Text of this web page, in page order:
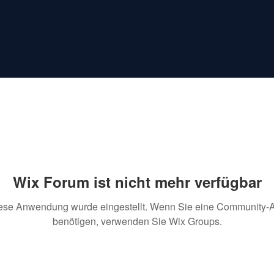
Wix Forum ist nicht mehr verfügbar
Anwendung wurde eingestellt. Wenn Sie eine Community-
benötigen, verwenden Sie Wix Groups.